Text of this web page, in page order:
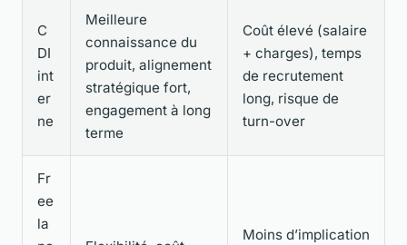
C
DI
int
er
ne
Meilleure
connaissance du
produit, alignement
stratégique fort,
engagement à long
terme
Coût élevé (salaire
+ charges), temps
de recrutement
long, risque de
turn-over
Fr
ee
la
Moins d’implication